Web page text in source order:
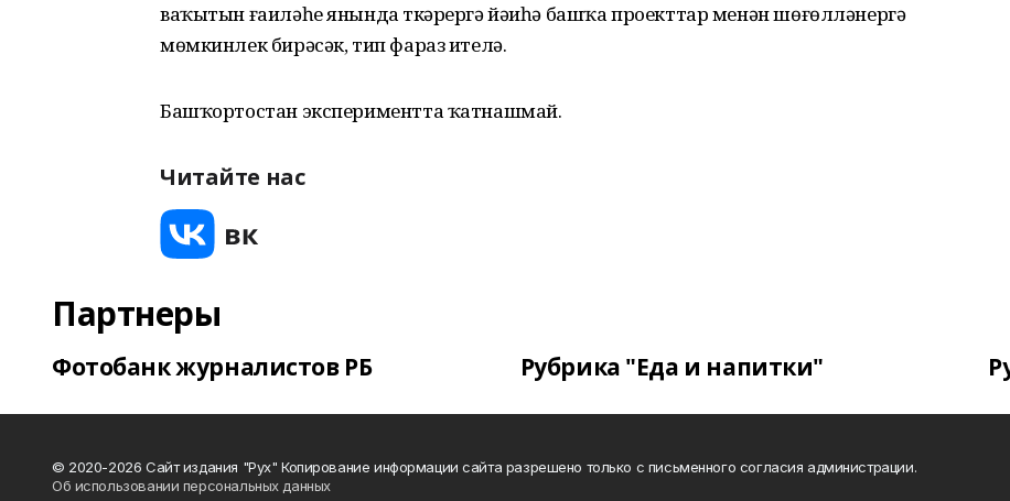
ваҡытын ғаиләһе янында үткәрергә йәиһә башҡа проекттар менән шөғөлләнергә
мөмкинлек бирәсәк, тип фараз ителә.
Башҡортостан экспериментта ҡатнашмай.
Читайте нас
Партнеры
Фотобанк журналистов РБ Рубрика "Еда и напитки"
© 2020-2026 Сайт издания "Рух" Копирование информации сайта разрешено только с письменного согласия администрации.
Об использовании персональных данных